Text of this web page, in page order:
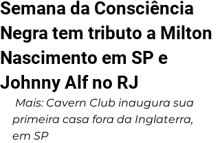
Semana da Consciência
Negra tem tributo a Milton
Nascimento em SP e
Johnny Alf no RJ
primeira casa fora da Inglaterra,
em SP